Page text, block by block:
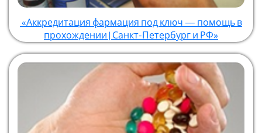
«Аккредитация фармация под ключ — помощь в
прохождении | Санкт-Петербург и РФ»